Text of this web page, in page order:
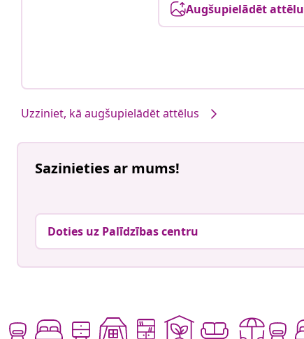
Augšupielādēt attēlu
Uzziniet, kā augšupielādēt attēlus
Sazinieties ar mums!
Doties uz Palīdzības centru